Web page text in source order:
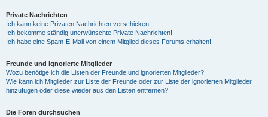
Private Nachrichten
Ich kann keine Privaten Nachrichten verschicken!
Ich bekomme ständig unerwünschte Private Nachrichten!
Ich habe eine Spam-E-Mail von einem Mitglied dieses Forums erhalten!
Freunde und ignorierte Mitglieder
Wozu benötige ich die Listen der Freunde und ignorierten Mitglieder?
Wie kann ich Mitglieder zur Liste der Freunde oder zur Liste der ignorierten Mitglieder
hinzufügen oder diese wieder aus den Listen entfernen?
Die Foren durchsuchen